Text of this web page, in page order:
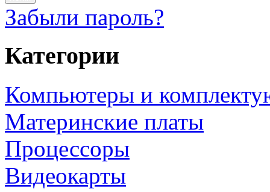
Забыли пароль?
Категории
Компьютеры и
Материнские платы
Процессоры
Видеокарты